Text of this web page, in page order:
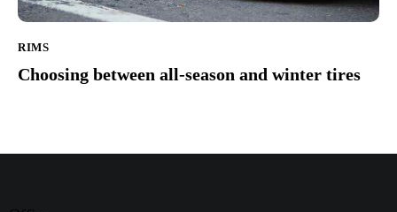
RIMS
Choosing between all-season and winter tires